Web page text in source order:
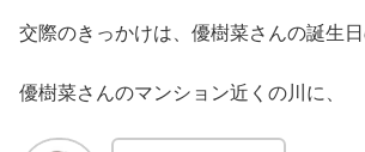
交際のきっかけは、優樹菜さんの誕生日
優樹菜さんのマンション近くの川に、